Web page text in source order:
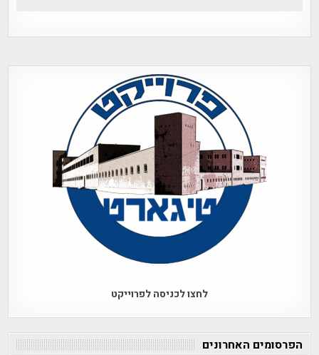
לחצו לכניסה לפרוייקט
הפרסומים האחרונים